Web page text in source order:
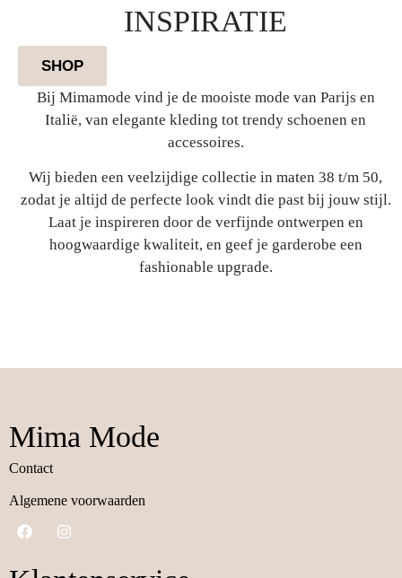
INSPIRATIE
SHOP
Bij Mimamode vind je de mooiste mode van Parijs en
Italië, van elegante kleding tot trendy schoenen en
accessoires.
Wij bieden een veelzijdige collectie in maten 38 t/m 50,
zodat je altijd de perfecte look vindt die past bij jouw stijl.
Laat je inspireren door de verfijnde ontwerpen en
hoogwaardige kwaliteit, en geef je garderobe een
fashionable upgrade.
Mima Mode
Contact
Algemene voorwaarden